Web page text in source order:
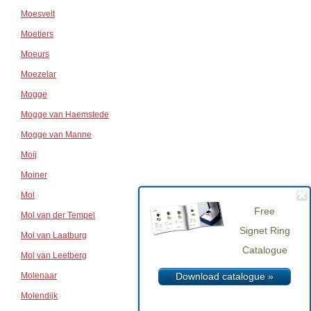
Moesvelt
Moetiers
Moeurs
Moezelar
Mogge
Mogge van Haemstede
Mogge van Manne
Moij
Moiner
Mol
Mol van der Tempel
Mol van Laatburg
Mol van Leetberg
Molenaar
Molendijk
Free
Signet Ring
Catalogue
Download catalogue »